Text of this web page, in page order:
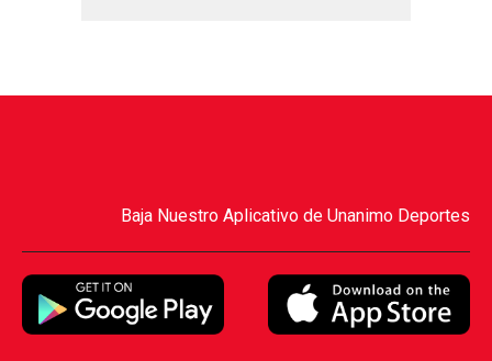
Baja Nuestro Aplicativo de Unanimo Deportes